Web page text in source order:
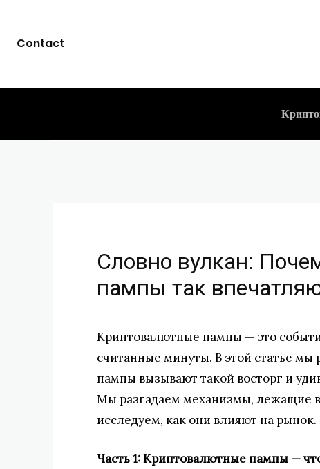
Contact
Словно
так
Словно вулкан:
пампы так
Криптовалютные пампы — это
считанные минуты. В этой статье
пампы вызывают такой восторг и
Мы разгадаем механизмы, лежащие в
исследуем, как они влияют на рынок.
Часть 1: Криптовалютные пампы —